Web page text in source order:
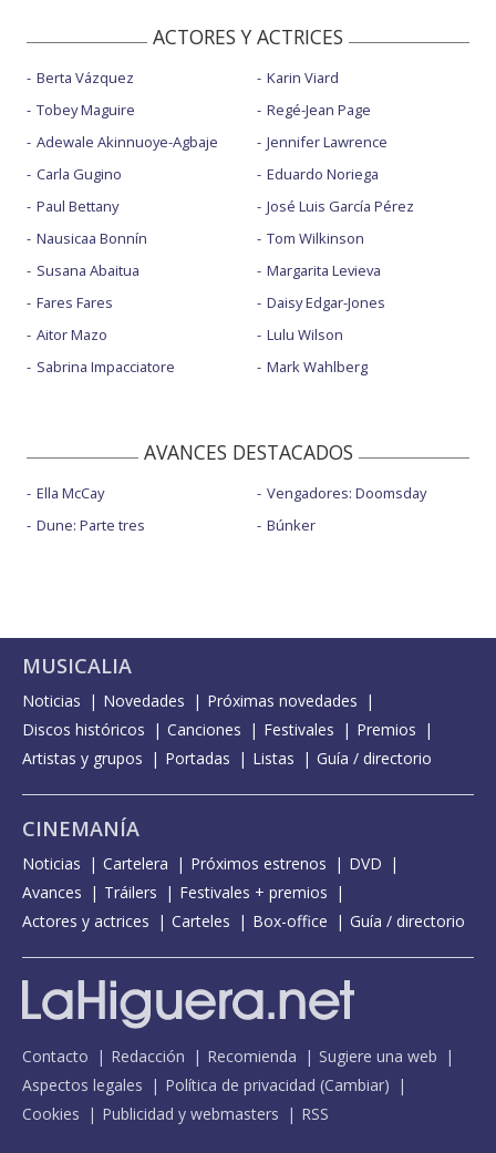
ACTORES Y ACTRICES
Berta Vázquez
Tobey Maguire
Adewale Akinnuoye-Agbaje
Carla Gugino
Paul Bettany
Nausicaa Bonnín
Susana Abaitua
Fares Fares
Aitor Mazo
Sabrina Impacciatore
Karin Viard
Regé-Jean Page
Jennifer Lawrence
Eduardo Noriega
José Luis García Pérez
Tom Wilkinson
Margarita Levieva
Daisy Edgar-Jones
Lulu Wilson
Mark Wahlberg
AVANCES DESTACADOS
Ella McCay
Dune: Parte tres
Vengadores: Doomsday
Búnker
MUSICALIA
Noticias Novedades
Próximas novedades
Discos históricos
Canciones Festivales
Premios
Artistas y grupos
Portadas Listas Guía / directorio
CINEMANÍA
Noticias Cartelera Próximos estrenos
DVD
Avances
Tráilers
Festivales + premios
Actores y actrices
Carteles Box-office Guía / directorio
Contacto Redacción Recomienda
Sugiere una web
Aspectos legales
Política de privacidad (Cambiar)
Cookies
Publicidad y webmasters RSS